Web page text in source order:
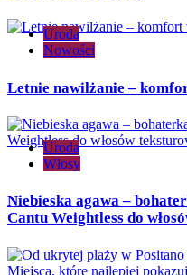
Uroda
Nowości
Letnie nawilżanie –
Uroda
Włosy
Niebieska agawa –
Cantu Weightless do